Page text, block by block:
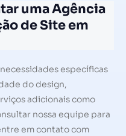
uma Agência
de Site em
específicas
do design,
adicionais como
nossa equipe para
em contato com